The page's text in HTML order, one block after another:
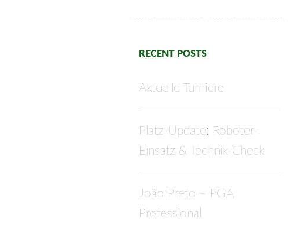
RECENT POSTS
Aktuelle Turniere
Platz-Update: Roboter-
Einsatz & Technik-Check
João Preto – PGA
Professional